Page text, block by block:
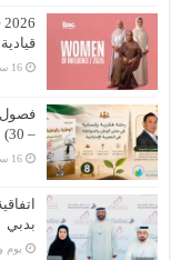
قيادية
– 30)
بدبي
‏يوم